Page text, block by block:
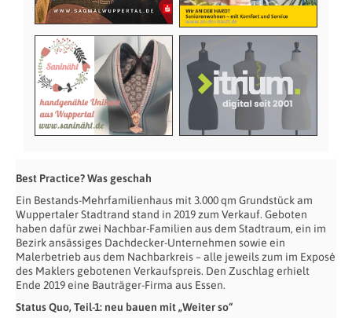
Best Practice? Was geschah
Ein Bestands-Mehrfamilienhaus mit 3.000 qm Grundstück am
Wuppertaler Stadtrand stand in 2019 zum Verkauf. Geboten
haben dafür zwei Nachbar-Familien aus dem Stadtraum, ein im
Bezirk ansässiges Dachdecker-Unternehmen sowie ein
Malerbetrieb aus dem Nachbarkreis – alle jeweils zum im Exposé
des Maklers gebotenen Verkaufspreis. Den Zuschlag erhielt
Ende 2019 eine Bauträger-Firma aus Essen.
Status Quo, Teil-1: neu bauen mit „Weiter so“